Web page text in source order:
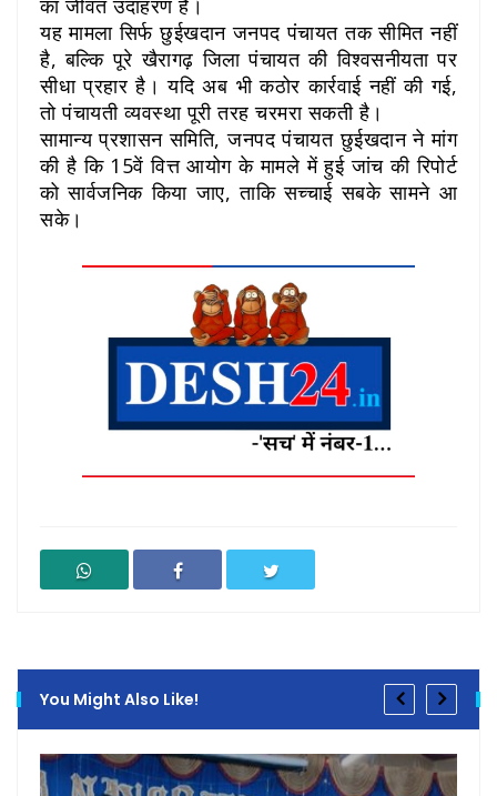
का जीवंत उदाहरण है।
यह मामला सिर्फ छुईखदान जनपद पंचायत तक सीमित नहीं
है, बल्कि पूरे खैरागढ़ जिला पंचायत की विश्वसनीयता पर
सीधा प्रहार है। यदि अब भी कठोर कार्रवाई नहीं की गई,
तो पंचायती व्यवस्था पूरी तरह चरमरा सकती है।
सामान्य प्रशासन समिति, जनपद पंचायत छुईखदान ने मांग
की है कि 15वें वित्त आयोग के मामले में हुई जांच की रिपोर्ट
को सार्वजनिक किया जाए, ताकि सच्चाई सबके सामने आ
सके।
You Might Also Like!